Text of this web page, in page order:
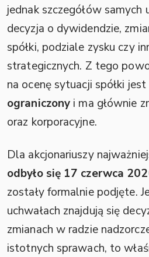
jednak szczegółów samych
decyzja o dywidendzie,
spółki, podziale zysku czy
strategicznych. Z tego
na ocenę sytuacji spółki
ograniczony i ma głównie
oraz korporacyjne.
Dla akcjonariuszy
odbyło się 17 czerwca
zostały formalnie podjęte.
uchwałach znajdują się
zmianach w radzie
istotnych sprawach, to